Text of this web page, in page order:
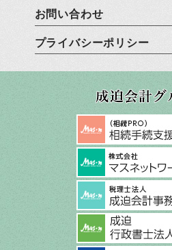
お問い合わせ
プライバシーポリシー